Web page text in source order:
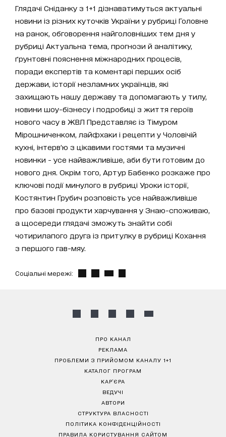
Глядачі Сніданку з 1+1 дізнаватимуться актуальні
новини із різних куточків України у рубриці Головне
на ранок, обговорення найголовніших тем дня у
рубриці Актуальна тема, прогнози й аналітику,
ґрунтовні пояснення міжнародних процесів,
поради експертів та коментарі перших осіб
держави, історії незламних українців, які
захищають нашу державу та допомагають у тилу,
новини шоу-бізнесу і подробиці з життя героїв
нового часу в ЖВЛ Представляє із Тімуром
Мірошниченком, лайфхаки і рецепти у Чоловічій
кухні, інтерв’ю з цікавими гостями та музичні
новинки - усе найважливіше, аби бути готовим до
нового дня. Окрім того, Артур Бабенко розкаже про
ключові події минулого в рубриці Уроки історії,
Костянтин Грубич розповість усе найважливіше
про базові продукти харчування у Знаю-споживаю,
а щосереди глядачі зможуть знайти собі
чотирилапого друга із притулку в рубриці Кохання
з першого гав-мяу.
Соціальні мережі:
ПРО КАНАЛ
РЕКЛАМА
ПРОБЛЕМИ З ПРИЙОМОМ КАНАЛУ 1+1
КАТАЛОГ ПРОГРАМ
КАР’ЄРА
ВЕДУЧІ
АВТОРИ
СТРУКТУРА ВЛАСНОСТІ
ПОЛІТИКА КОНФІДЕНЦІЙНОСТІ
ПРАВИЛА КОРИСТУВАННЯ САЙТОМ